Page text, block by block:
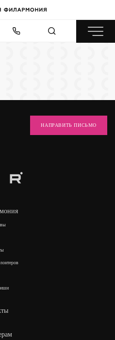
НАПРАВИТЬ ПИСЬМО